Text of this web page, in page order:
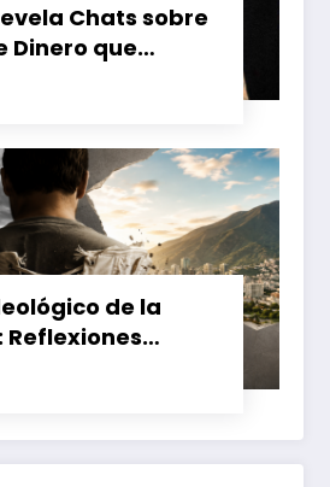
Chats sobre
Dinero que
Glas, Correa y
Petro en el
de la
chavista y
en América